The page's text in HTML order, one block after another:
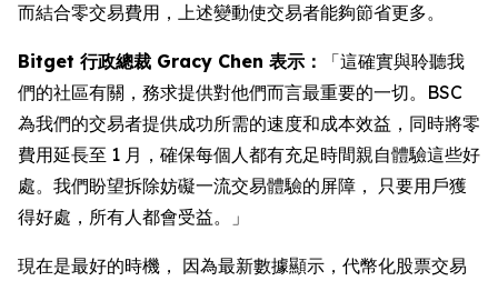
而結合零交易費用，上述變動使交易者能夠節省更多。
Bitget 行政總裁 Gracy Chen 表示：
「這確實與聆聽我
們的社區有關，務求提供對他們而言最重要的一切。BSC
為我們的交易者提供成功所需的速度和成本效益，同時將零
費用延長至 1 月，確保每個人都有充足時間親自體驗這些好
處。我們盼望拆除妨礙一流交易體驗的屏障， 只要用戶獲
得好處，所有人都會受益。」
現在是最好的時機， 因為最新數據顯示，代幣化股票交易